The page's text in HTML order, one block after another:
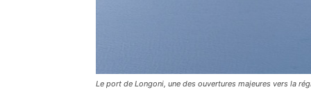
Le port de Longoni, une des ouvertures majeures vers la